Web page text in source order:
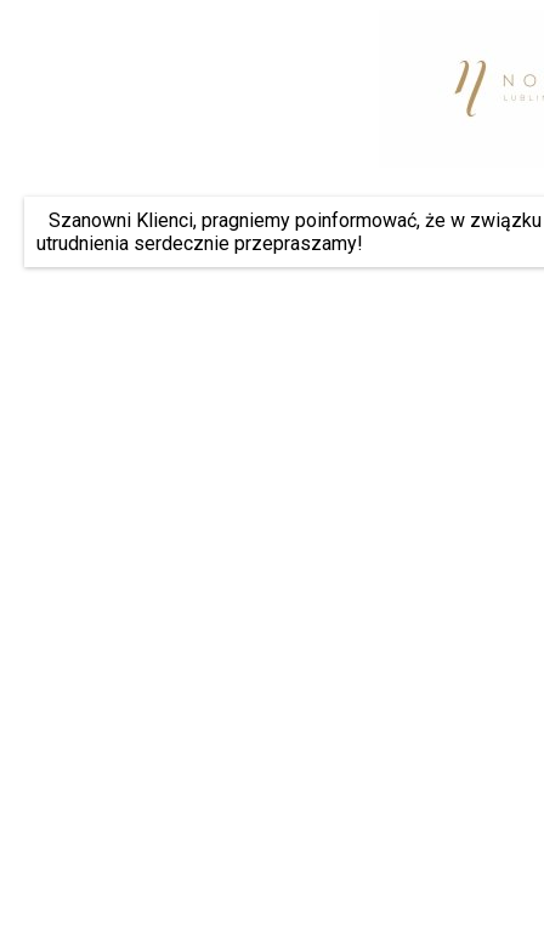
Szanowni Klienci, pragniemy poinformować, że w
utrudnienia serdecznie przepraszamy!